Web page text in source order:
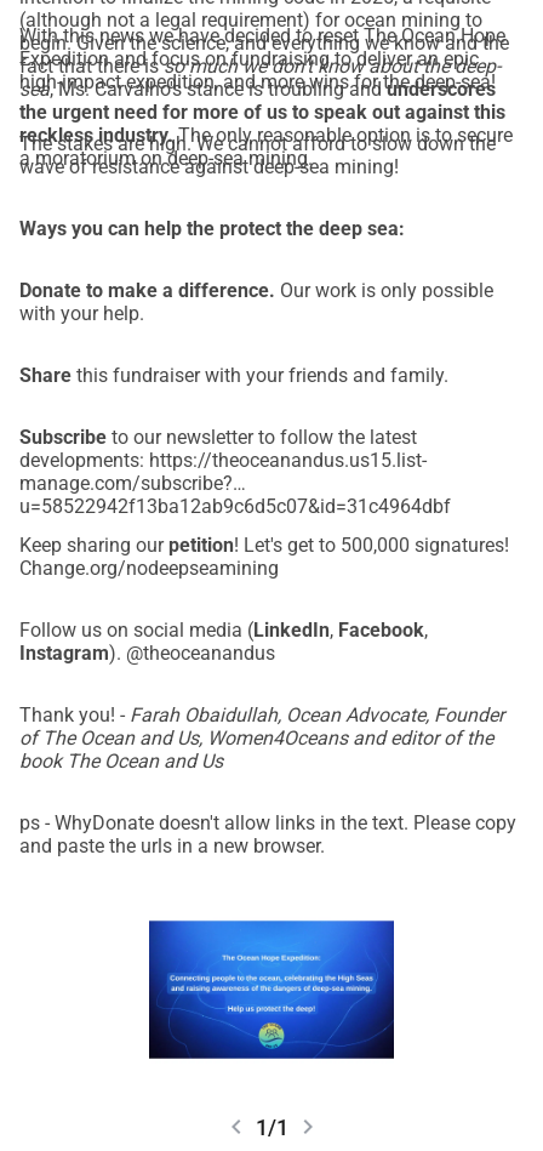
(although not a legal requirement) for ocean mining to
begin. Given the science, and everything we know and the
fact that there isso much we don’t know about the deep-
sea, Ms. Carvalho's stance is troubling andunderscores
the urgent need for more of us to speak out against this
reckless industry.The only reasonable option is to secure
a moratorium on deep-sea mining.
With this news we have decided to reset The Ocean Hope
Expedition and focus on fundraising to deliver an epic
high-impact expedition, and more wins for the deep-sea!
The stakes are high. We cannot afford to slow down the
wave of resistance against deep-sea mining!
Ways you can help the protect the deep sea:
Donate to make a difference. Our work is only possible
with your help.
Share this fundraiser with your friends and family.
Subscribe to our newsletter to follow the latest
developments: https://theoceanandus.us15.list-
manage.com/subscribe?
u=58522942f13ba12ab9c6d5c07&id=31c4964dbf
Keep sharing our petition! Let's get to 500,000 signatures!
Change.org/nodeepseamining
Follow us on social media (LinkedIn, Facebook,
Instagram). @theoceanandus
Thank you! - Farah Obaidullah, Ocean Advocate, Founder
of The Ocean and Us, Women4Oceans and editor of the
book The Ocean and Us
ps - WhyDonate doesn't allow links in the text. Please copy
and paste the urls in a new browser.
chevron_left 1/1 chevron_right